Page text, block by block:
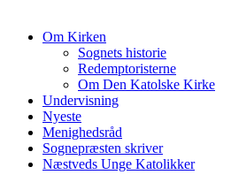
Om Kirken
Sognets historie
Redemptoristerne
Om Den Katolske Kirke
Undervisning
Nyeste
Menighedsråd
Sognepræsten skriver
Næstveds Unge Katolikker